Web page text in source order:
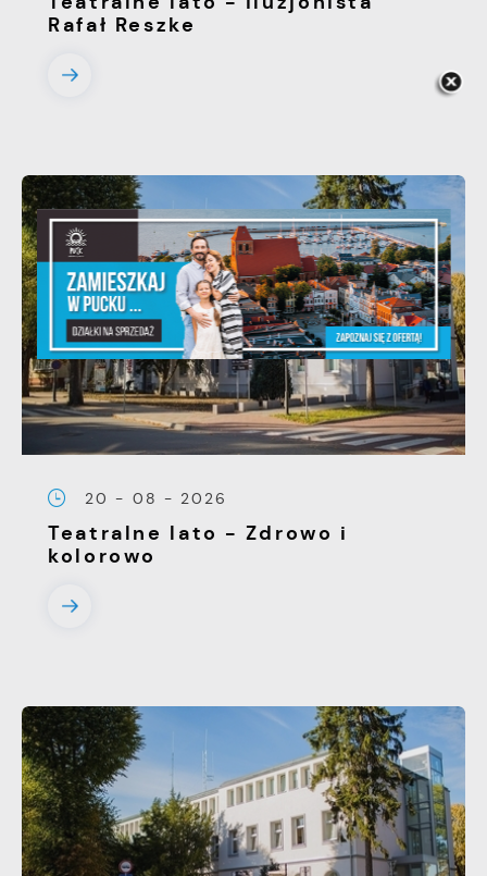
Rafał Reszke
20 - 08 - 2026
Teatralne lato - Zdrowo i
kolorowo